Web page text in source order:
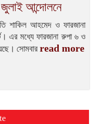
আন্দোলনে
শাকিল আহমেদ ও ফারজানা
এর মধ্যে ফারজানা রুপা ৬ ও
সোমবার read more